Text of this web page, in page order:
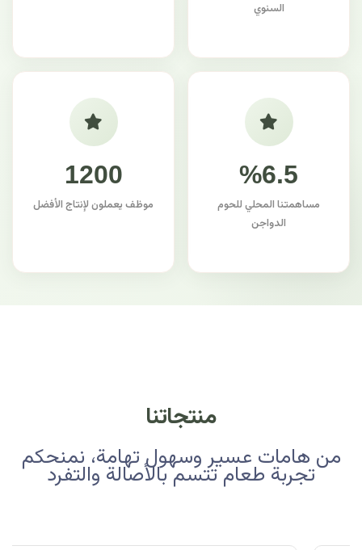
السنوي
%6.5
مساهمتنا المحلي للحوم
الدواجن
1200
موظف يعملون لإنتاج الأفضل
منتجاتنا
من هامات عسير وسهول تهامة، نمنحكم
تجربة طعام تتسم بالأصالة والتفرد